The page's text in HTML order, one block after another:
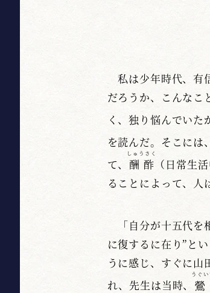
私は少年時代、有
だろうか、こんなこ
く、独り悩んでい
を読んだ。そこには
て、 酬酢
しゅうさく
（日常生
ることによって、人
「自分が十五代を
に復するに在り”と
うに感じ、すぐに
れ、先生は当時、
うぐ